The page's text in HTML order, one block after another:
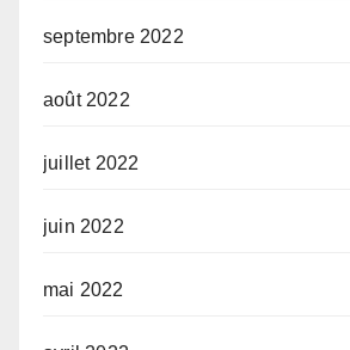
septembre 2022
août 2022
juillet 2022
juin 2022
mai 2022